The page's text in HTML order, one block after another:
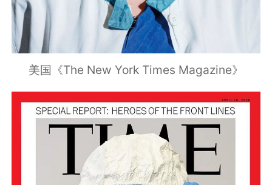
美国《The New York Times Magazine》